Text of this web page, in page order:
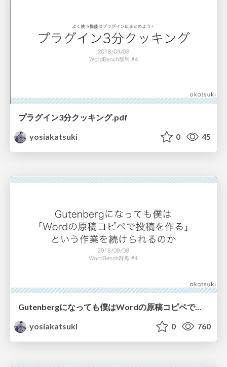
プラグイン3分クッキング.pdf
yosiakatsuki
0 45
Gutenbergになっても僕はWordの原稿コピペで投稿を作るという作業を続けられるのか
yosiakatsuki
0 760